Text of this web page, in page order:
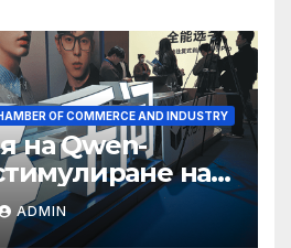
OF COMMERCE AND INDUSTRY
на Qwen-
на
618
ADMIN